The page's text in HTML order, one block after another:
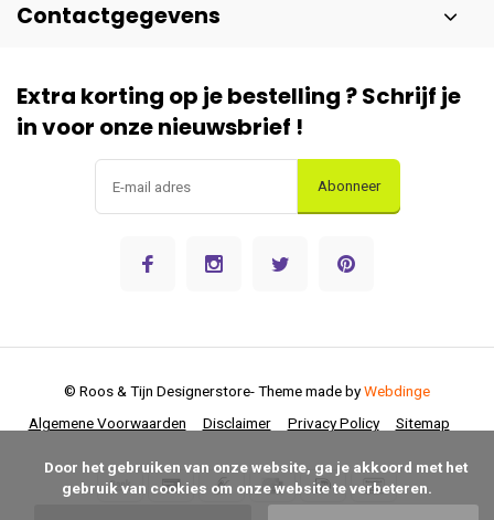
Contactgegevens
Extra korting op je bestelling ? Schrijf je
in voor onze nieuwsbrief !
Abonneer
Algemene Voorwaarden Disclaimer Privacy Policy Sitemap
© Roos & Tijn Designerstore- Theme made byWebdinge
gebruik van cookies om onze website te verbeteren.